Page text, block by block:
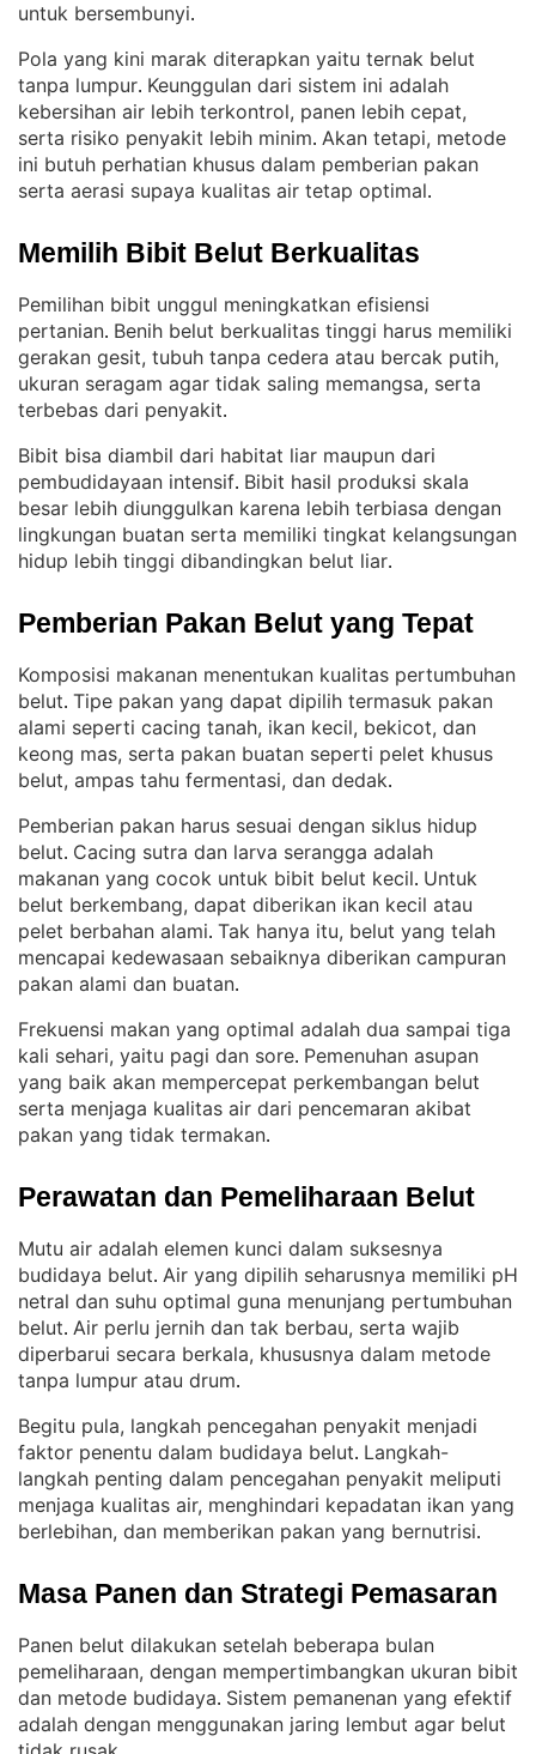
untuk bersembunyi.
Pola yang kini marak diterapkan yaitu ternak belut
tanpa lumpur. Keunggulan dari sistem ini adalah
kebersihan air lebih terkontrol, panen lebih cepat,
serta risiko penyakit lebih minim. Akan tetapi, metode
ini butuh perhatian khusus dalam pemberian pakan
serta aerasi supaya kualitas air tetap optimal.
Memilih Bibit Belut Berkualitas
Pemilihan bibit unggul meningkatkan efisiensi
pertanian. Benih belut berkualitas tinggi harus memiliki
gerakan gesit, tubuh tanpa cedera atau bercak putih,
ukuran seragam agar tidak saling memangsa, serta
terbebas dari penyakit.
Bibit bisa diambil dari habitat liar maupun dari
pembudidayaan intensif. Bibit hasil produksi skala
besar lebih diunggulkan karena lebih terbiasa dengan
lingkungan buatan serta memiliki tingkat kelangsungan
hidup lebih tinggi dibandingkan belut liar.
Pemberian Pakan Belut yang Tepat
Komposisi makanan menentukan kualitas pertumbuhan
belut. Tipe pakan yang dapat dipilih termasuk pakan
alami seperti cacing tanah, ikan kecil, bekicot, dan
keong mas, serta pakan buatan seperti pelet khusus
belut, ampas tahu fermentasi, dan dedak.
Pemberian pakan harus sesuai dengan siklus hidup
belut. Cacing sutra dan larva serangga adalah
makanan yang cocok untuk bibit belut kecil. Untuk
belut berkembang, dapat diberikan ikan kecil atau
pelet berbahan alami. Tak hanya itu, belut yang telah
mencapai kedewasaan sebaiknya diberikan campuran
pakan alami dan buatan.
Frekuensi makan yang optimal adalah dua sampai tiga
kali sehari, yaitu pagi dan sore. Pemenuhan asupan
yang baik akan mempercepat perkembangan belut
serta menjaga kualitas air dari pencemaran akibat
pakan yang tidak termakan.
Perawatan dan Pemeliharaan Belut
Mutu air adalah elemen kunci dalam suksesnya
budidaya belut. Air yang dipilih seharusnya memiliki pH
netral dan suhu optimal guna menunjang pertumbuhan
belut. Air perlu jernih dan tak berbau, serta wajib
diperbarui secara berkala, khususnya dalam metode
tanpa lumpur atau drum.
Begitu pula, langkah pencegahan penyakit menjadi
faktor penentu dalam budidaya belut. Langkah-
langkah penting dalam pencegahan penyakit meliputi
menjaga kualitas air, menghindari kepadatan ikan yang
berlebihan, dan memberikan pakan yang bernutrisi.
Masa Panen dan Strategi Pemasaran
Panen belut dilakukan setelah beberapa bulan
pemeliharaan, dengan mempertimbangkan ukuran bibit
dan metode budidaya. Sistem pemanenan yang efektif
adalah dengan menggunakan jaring lembut agar belut